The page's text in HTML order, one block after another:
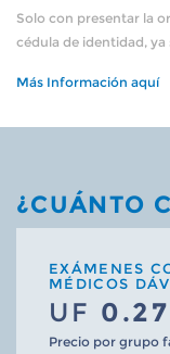
Solo con presentar la
cédula de identidad,
Más Información aquí
¿CUÁNTO
EXÁMENES
MÉDICOS
UF 0.27
Precio por grupo